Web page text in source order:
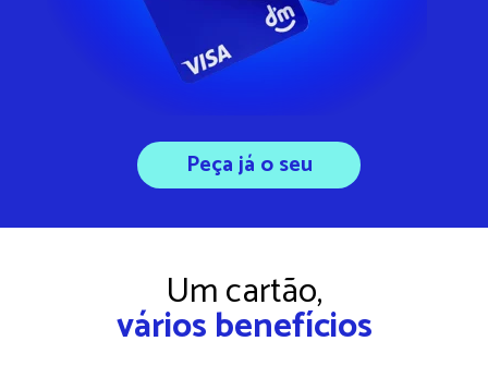
Peça já o seu
Um cartão,
vários benefícios